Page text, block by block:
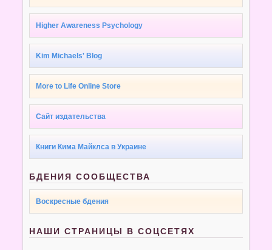
Higher Awareness Psychology
Kim Michaels' Blog
More to Life Online Store
Сайт издательства
Книги Кима Майклса в Украине
БДЕНИЯ СООБЩЕСТВА
Воскресные бдения
НАШИ СТРАНИЦЫ В СОЦСЕТЯХ